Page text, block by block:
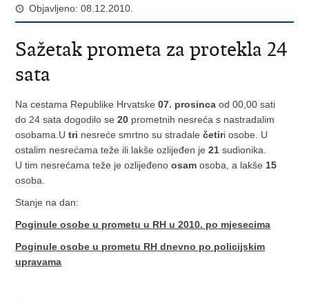
Objavljeno: 08.12.2010.
Sažetak prometa za protekla 24
sata
Na cestama Republike Hrvatske07. prosincaod 00,00 sati
do 24 sata dogodilo se20 prometnih nesreća s nastradalim
osobama.Utri nesreće smrtno su stradalečetiri osobe. U
ostalim nesrećama teže ili lakše ozlijeđen je21 sudionika.
U tim nesrećama teže je ozlijeđenoosamosoba, a lakše 15
osoba.
Stanje na dan:
Poginule osobe u prometu u RH u 2010. po mjesecima
Poginule osobe u prometu RH dnevno po policijskim
upravama